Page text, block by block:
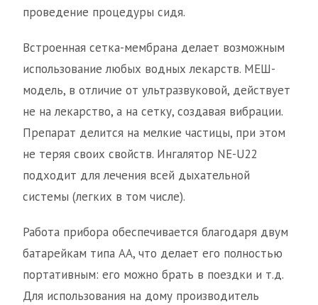
проведение процедуры сидя.
Встроенная сетка-мембрана делает возможным
использование любых водных лекарств. МЕШ-
модель, в отличие от ультразвуковой, действует
не на лекарство, а на сетку, создавая вибрации.
Препарат делится на мелкие частицы, при этом
не теряя своих свойств. Ингалятор NE-U22
подходит для лечения всей дыхательной
системы (легких в том числе).
Работа прибора обеспечивается благодаря двум
батарейкам типа АА, что делает его полностью
портативным: его можно брать в поездки и т.д.
Для использования на дому производитель